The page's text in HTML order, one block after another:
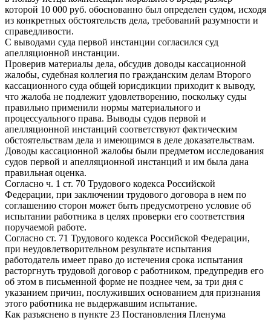
которой 10 000 руб. обоснованно был определен судом, исходя
из конкретных обстоятельств дела, требований разумности и
справедливости.
С выводами суда первой инстанции согласился суд
апелляционной инстанции.
Проверив материалы дела, обсудив доводы кассационной
жалобы, судебная коллегия по гражданским делам Второго
кассационного суда общей юрисдикции приходит к выводу,
что жалоба не подлежит удовлетворению, поскольку суды
правильно применили нормы материального и
процессуального права. Выводы судов первой и
апелляционной инстанций соответствуют фактическим
обстоятельствам дела и имеющимся в деле доказательствам.
Доводы кассационной жалобы были предметом исследования
судов первой и апелляционной инстанций и им была дана
правильная оценка.
Согласно ч. 1 ст. 70 Трудового кодекса Российской
Федерации, при заключении трудового договора в нем по
соглашению сторон может быть предусмотрено условие об
испытании работника в целях проверки его соответствия
поручаемой работе.
Согласно ст. 71 Трудового кодекса Российской Федерации,
при неудовлетворительном результате испытания
работодатель имеет право до истечения срока испытания
расторгнуть трудовой договор с работником, предупредив его
об этом в письменной форме не позднее чем, за три дня с
указанием причин, послуживших основанием для признания
этого работника не выдержавшим испытание.
Как разъяснено в пункте 23 Постановления Пленума